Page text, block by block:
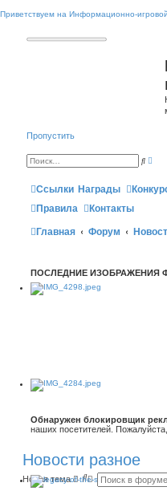
Приветствуем на Информационно-
Пропустить
П
с
к и
н
ы
и
Ссылки Награды
Правила
Контакты
Главная
Форум
ПОСЛЕДНИЕ ИЗОБРАЖЕНИЯ
Обнаружен блокировщик
наших посетителей.
Новости разное
Новая тема
ПР